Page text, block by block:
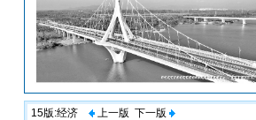
15版:经济 上一版 下一版